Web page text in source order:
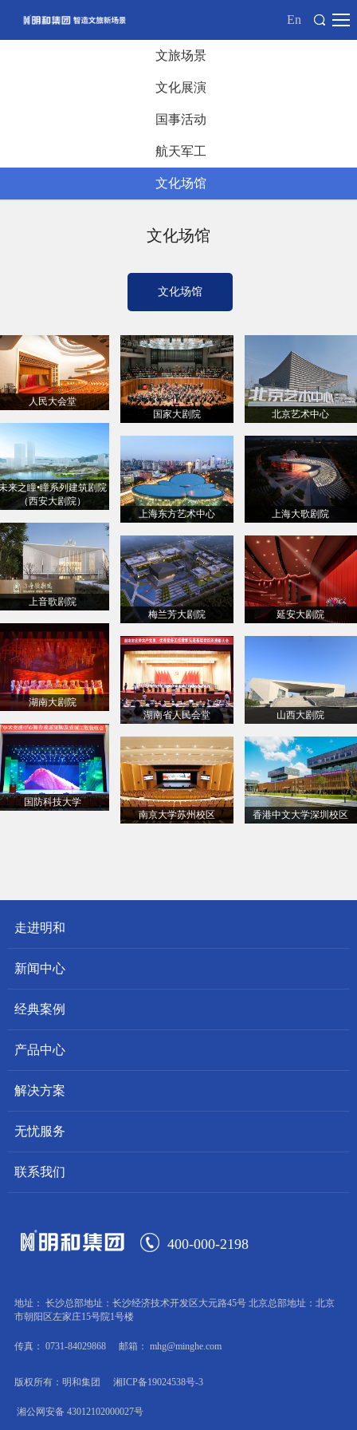
En
文旅场景
文化展演
国事活动
航天军工
文化场馆
文化场馆
文化场馆
人民大会堂
来之瞳•瞳系列建筑剧院
（西安大剧院）
上音歌剧院
湖南大剧院
国防科技大学
国家大剧院
上海东方艺术中心
梅兰芳大剧院
湖南省人民会堂
南京大学苏州校区
北京艺术中心
上海大歌剧院
延安大剧院
山西大剧院
香港中文大学深圳校区
走进明和
新闻中心
经典案例
产品中心
解决方案
无忧服务
联系我们
400-000-2198
地址： 长沙总部地址：长沙经济技术开发区大元路45号 北京总部地址：北京
市朝阳区左家庄15号院1号楼
传真： 0731-84029868 邮箱： mhg@minghe.com
版权所有：明和集团 湘ICP备19024538号-3
湘公网安备 43012102000027号